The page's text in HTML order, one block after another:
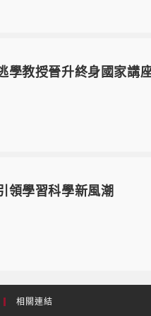
學教授晉升終身國家講
領學習科學新風潮
相關連結